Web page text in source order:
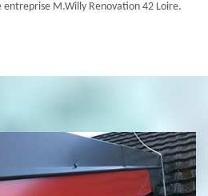
entreprise M.Willy Renovation 42 Loire.